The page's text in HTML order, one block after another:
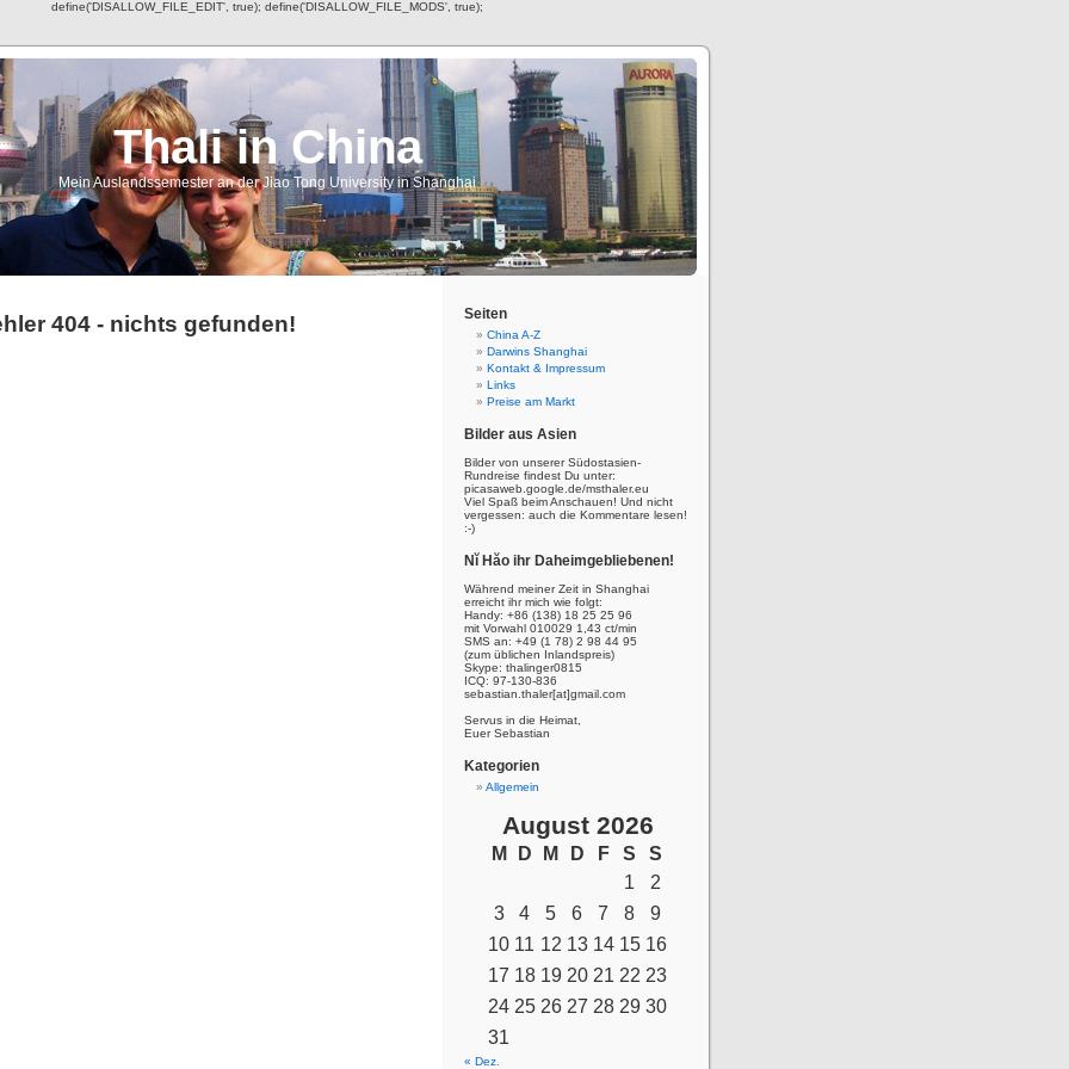
define('DISALLOW_FILE_EDIT', true); define('DISALLOW_FILE_MODS', true);
Thali in China
Mein Auslandssemester an der Jiao Tong University in Shanghai
404 - nichts gefunden! Seiten
China A-Z
Darwins Shanghai
Kontakt & Impressum
Links
Preise am Markt
Bilder aus Asien
Bilder von unserer Südostasien-
Rundreise findest Du unter:
picasaweb.google.de/msthaler.eu
Viel Spaß beim Anschauen! Und nicht
vergessen: auch die Kommentare lesen!
:-)
Nĭ Hăo ihr Daheimgebliebenen!
Während meiner Zeit in Shanghai
erreicht ihr mich wie folgt:
Handy: +86 (138) 18 25 25 96
mit Vorwahl 010029 1,43 ct/min
SMS an: +49 (1 78) 2 98 44 95
(zum üblichen Inlandspreis)
Skype: thalinger0815
ICQ: 97-130-836
sebastian.thaler[at]gmail.com
Servus in die Heimat,
Euer Sebastian
Kategorien
Allgemein
August 2026
M D M D F S
S
1
2
3
4 5 6 7 8
9
10 11 12 13 14 15 16
17 18 19 20 21 22 23
24 25 26 27 28 29 30
31
« Dez.